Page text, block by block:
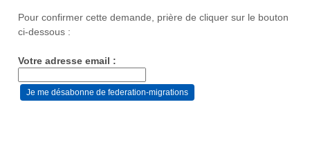
Pour confirmer cette demande, prière de cliquer sur le bouton
ci-dessous :
Votre adresse email :